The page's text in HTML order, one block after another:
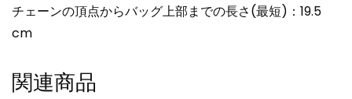
チェーンの頂点からバッグ上部までの長さ(最短)：19.5
cm
関連商品